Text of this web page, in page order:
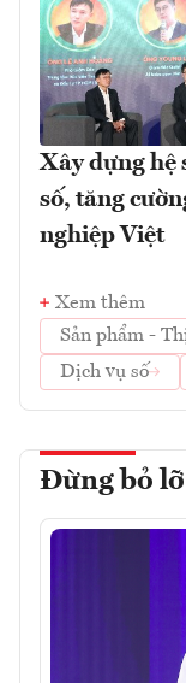
Xây dựng hệ
số, tăng
nghiệp Việt
Xem thêm
Sản phẩm -
Dịch vụ số
Đừng bỏ lỡ